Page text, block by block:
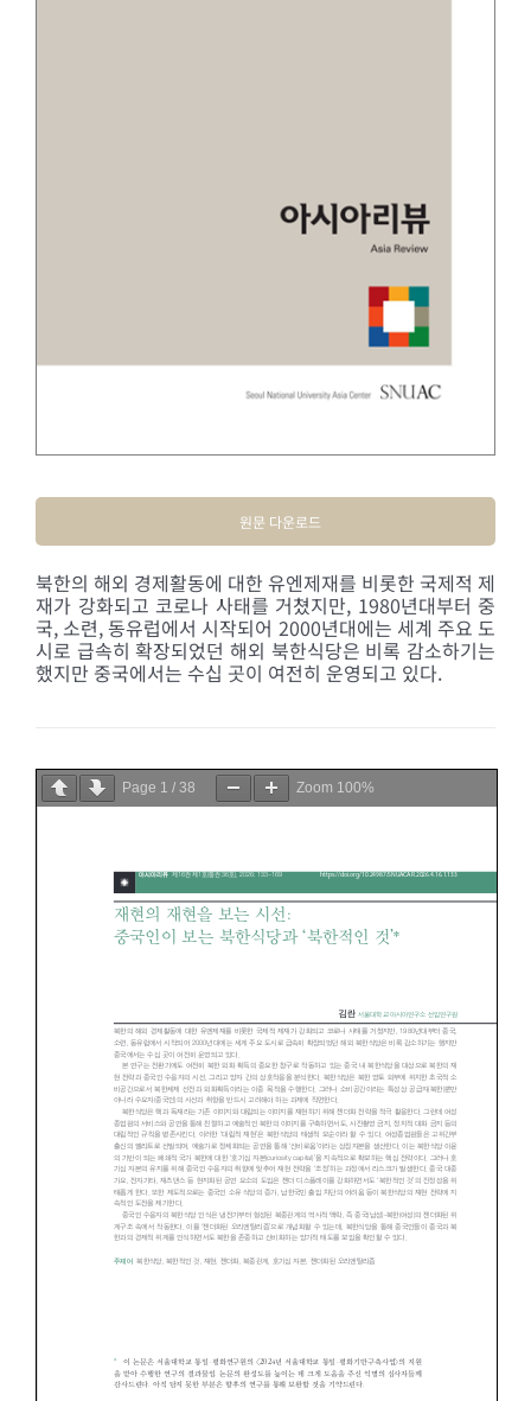
원문 다운로드
북한의 해외 경제활동에 대한 유엔제재를 비롯한 국제적 제
재가 강화되고 코로나 사태를 거쳤지만, 1980년대부터 중
국, 소련, 동유럽에서 시작되어 2000년대에는 세계 주요 도
시로 급속히 확장되었던 해외 북한식당은 비록 감소하기는
했지만 중국에서는 수십 곳이 여전히 운영되고 있다.
Page 1 / 38 Zoom 100%